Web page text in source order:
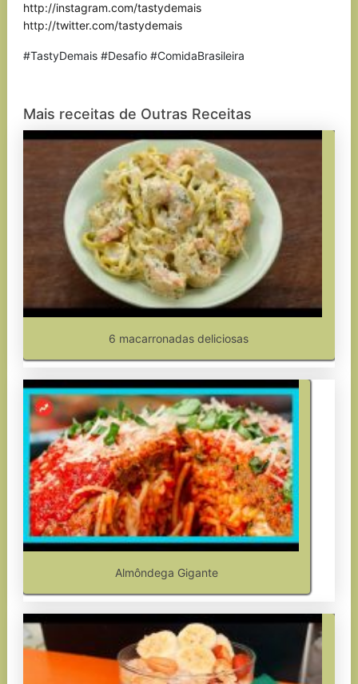
http://instagram.com/tastydemais
http://twitter.com/tastydemais
#TastyDemais #Desafio #ComidaBrasileira
Mais receitas de Outras Receitas
6 macarronadas deliciosas
Almôndega Gigante